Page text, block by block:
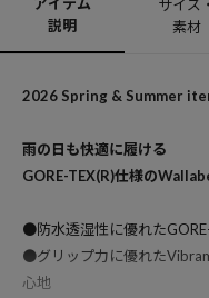
説明
サイズ・
素材
2026 Spring & Summer
雨の日も快適に履ける
GORE-TEX(R)仕様の
●防水透湿性に優れた
●グリップ力に優れた
心地